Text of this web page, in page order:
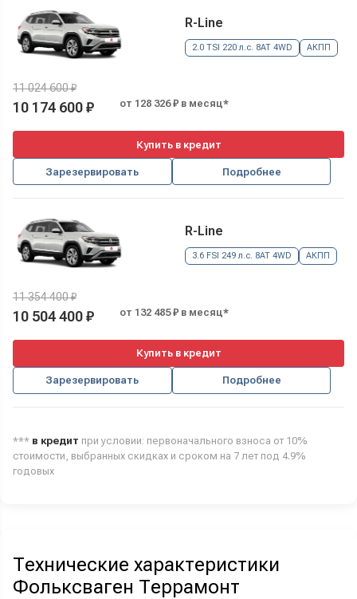
R-Line
2.0 TSI 220 л.с. 8AT 4WD АКПП
11 024 600 ₽
10 174 600 ₽ от 128 326 ₽ в месяц*
Купить в кредит
Зарезервировать Подробнее
R-Line
3.6 FSI 249 л.с. 8AT 4WD АКПП
11 354 400 ₽
10 504 400 ₽ от 132 485 ₽ в месяц*
Купить в кредит
Зарезервировать Подробнее
*** в кредит при условии: первоначального взноса от 10%
стоимости, выбранных скидках и сроком на 7 лет под 4.9%
годовых
Технические характеристики
Фольксваген Террамонт